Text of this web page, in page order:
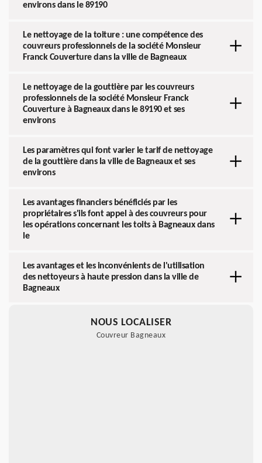
environs dans le 89190
Le nettoyage de la toiture : une compétence des
couvreurs professionnels de la société Monsieur
Franck Couverture dans la ville de Bagneaux
Le nettoyage de la gouttière par les couvreurs
professionnels de la société Monsieur Franck
Couverture à Bagneaux dans le 89190 et ses
environs
Les paramètres qui font varier le tarif de nettoyage
de la gouttière dans la ville de Bagneaux et ses
environs
Les avantages financiers bénéficiés par les
propriétaires s'ils font appel à des couvreurs pour
les opérations concernant les toits à Bagneaux dans
le
Les avantages et les inconvénients de l'utilisation
des nettoyeurs à haute pression dans la ville de
Bagneaux
NOUS LOCALISER
Couvreur Bagneaux